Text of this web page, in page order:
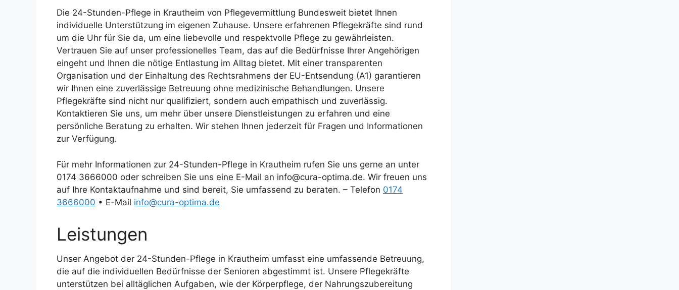
Die 24-Stunden-Pflege in Krautheim von Pflegevermittlung Bundesweit bietet Ihnen
individuelle Unterstützung im eigenen Zuhause. Unsere erfahrenen Pflegekräfte sind rund
um die Uhr für Sie da, um eine liebevolle und respektvolle Pflege zu gewährleisten.
Vertrauen Sie auf unser professionelles Team, das auf die Bedürfnisse Ihrer Angehörigen
eingeht und Ihnen die nötige Entlastung im Alltag bietet. Mit einer transparenten
Organisation und der Einhaltung des Rechtsrahmens der EU-Entsendung (A1) garantieren
wir Ihnen eine zuverlässige Betreuung ohne medizinische Behandlungen. Unsere
Pflegekräfte sind nicht nur qualifiziert, sondern auch empathisch und zuverlässig.
Kontaktieren Sie uns, um mehr über unsere Dienstleistungen zu erfahren und eine
persönliche Beratung zu erhalten. Wir stehen Ihnen jederzeit für Fragen und Informationen
zur Verfügung.
Für mehr Informationen zur 24-Stunden-Pflege in Krautheim rufen Sie uns gerne an unter
0174 3666000 oder schreiben Sie uns eine E-Mail an info@cura-optima.de. Wir freuen uns
auf Ihre Kontaktaufnahme und sind bereit, Sie umfassend zu beraten. – Telefon 0174
3666000 • E-Mail info@cura-optima.de
Leistungen
Unser Angebot der 24-Stunden-Pflege in Krautheim umfasst eine umfassende Betreuung,
die auf die individuellen Bedürfnisse der Senioren abgestimmt ist. Unsere Pflegekräfte
unterstützen bei alltäglichen Aufgaben, wie der Körperpflege, der Nahrungszubereitung